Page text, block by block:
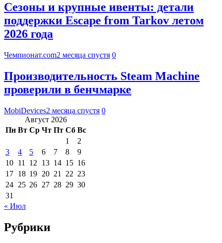
Сезоны и крупные ивенты: детали
поддержки Escape from Tarkov летом
2026 года
Чемпионат.com2 месяца спустя 0
Производительность Steam Machine
проверили в бенчмарке
MobiDevices2 месяца спустя 0
Август 2026
Пн Вт Ср Чт Пт Сб Вс
1
2
3
4 5 6 7 8
9
10 11 12 13 14 15 16
17 18 19 20 21 22 23
24 25 26 27 28 29 30
31
« Июл
Рубрики